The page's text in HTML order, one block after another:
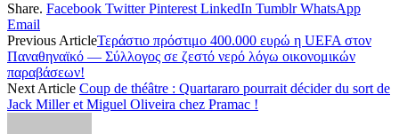
Share. Facebook Twitter Pinterest LinkedIn Tumblr WhatsApp
Email
Previous ArticleΤεράστιο πρόστιμο 400.000 ευρώ η UEFA στον
Παναθηναϊκό — Σύλλογος σε ζεστό νερό λόγω οικονομικών
παραβάσεων!
Next Article Coup de théâtre : Quartararo pourrait décider du sort de
Jack Miller et Miguel Oliveira chez Pramac !